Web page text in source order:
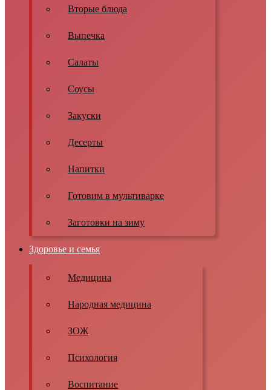
Вторые блюда
Выпечка
Салаты
Соусы
Закуски
Десерты
Напитки
Готовим в мультиварке
Заготовки на зиму
Здоровье и семья
Медицина
Народная медицина
ЗОЖ
Психология
Воспитание